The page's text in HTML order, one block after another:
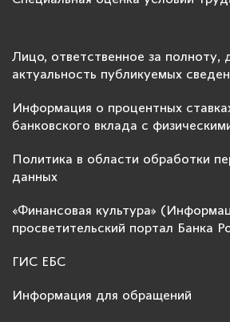
Лицо, ответственное за полноту,
актуальность публикуемых
Информация о процентных
банковского вклада с
Политика в области обработки
данных
«Финансовая культура»
просветительский портал Банка
ГИС ЕБС
Информация для обращений